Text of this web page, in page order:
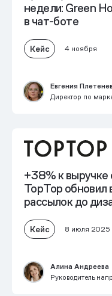
недели: Green
в чат-боте
Кейс 4 ноября
Евгения
Директор по
+38% к выручке
TopTop
рассылок до
Кейс 8 июля 2025
Алина Андреева
Руководитель